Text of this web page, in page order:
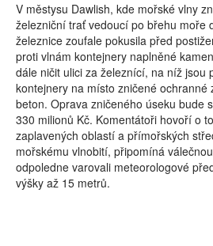
V městysu Dawlish, kde mořské vlny
železniční trať vedoucí po břehu moře
železnice zoufale pokusila před
proti vlnám kontejnery naplněné
dále ničit ulici za železnící, na níž jsou
kontejnery na místo zničené ochranné
beton. Oprava zničeného úseku bude
330 milionů Kč. Komentátoři hovoří o
zaplavených oblastí a přímořských
mořskému vlnobití, připomíná
odpoledne varovali meteorologové
výšky až 15 metrů.